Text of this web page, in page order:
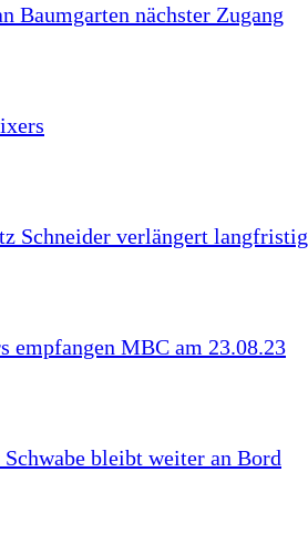
Baumgarten nächster Zugang
Schneider verlängert langfristig
empfangen MBC am 23.08.23
bleibt weiter an Bord